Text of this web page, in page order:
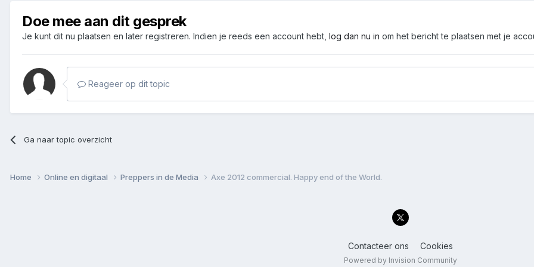
Doe mee aan dit gesprek
Je kunt dit nu plaatsen en later registreren. Indien je reeds een account hebt, log dan nu in om het bericht te plaatsen met je
Reageer op dit topic
Ga naar topic overzicht
Home Online en digitaal Preppers in de Media Axe 2012 commercial. Happy end of the World.
Contacteer ons Cookies
Powered by Invision Community